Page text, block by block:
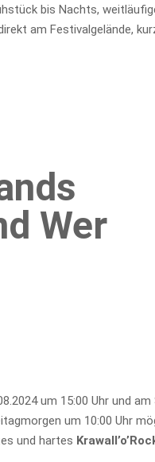
bis Nachts,
am Festivalgelände,
Wer
um 15:00 Uhr und am
um 10:00 Uhr
und hartes